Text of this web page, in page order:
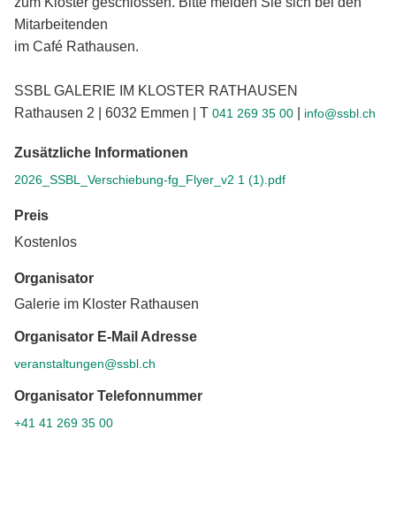
Mitarbeitenden
im Café Rathausen.
SSBL GALERIE IM KLOSTER RATHAUSEN
Rathausen 2 | 6032 Emmen | T 041 269 35 00 info@ssbl.ch
Zusätzliche Informationen
2026_SSBL_Verschiebung-fg_Flyer_v2 1 (1).pdf
Preis
Kostenlos
Organisator
Galerie im Kloster Rathausen
Organisator E-Mail Adresse
veranstaltungen@ssbl.ch
Organisator Telefonnummer
+41 41 269 35 00